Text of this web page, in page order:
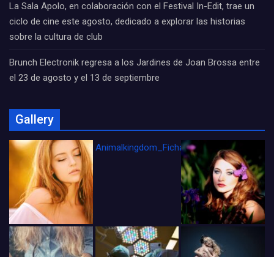
La Sala Apolo, en colaboración con el Festival In-Edit, trae un
ciclo de cine este agosto, dedicado a explorar las historias
sobre la cultura de club
Brunch Electronik regresa a los Jardines de Joan Brossa entre
el 23 de agosto y el 13 de septiembre
Gallery
Animalkingdom_FichaCine